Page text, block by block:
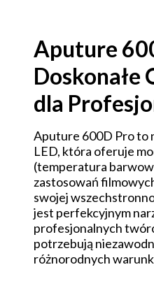
Aputure
Doskonałe
dla
Aputure 600D Pro to
LED, która oferuje
(temperatura
zastosowań
swojej
jest perfekcyjnym
profesjonalnych
potrzebują
różnorodnych